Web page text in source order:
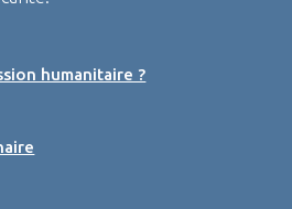
humanitaire ?